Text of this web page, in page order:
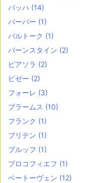
バッハ (14)
バーバー (1)
バルトーク (1)
バーンスタイン (2)
ピアソラ (2)
ビゼー (2)
フォーレ (3)
ブラームス (10)
フランク (1)
ブリテン (1)
ブルッフ (1)
プロコフィエフ (1)
ベートーヴェン (12)